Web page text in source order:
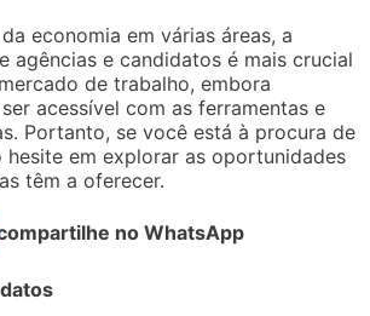
economia em várias áreas, a
agências e candidatos é mais crucial
de trabalho, embora
acessível com as ferramentas e
Portanto, se você está à procura de
hesite em explorar as oportunidades
têm a oferecer.
no WhatsApp